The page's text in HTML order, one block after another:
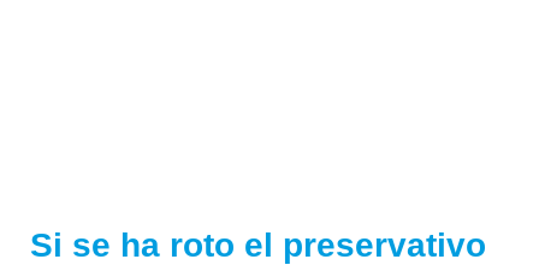
Si se ha roto el preservativo